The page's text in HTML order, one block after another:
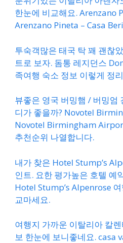
한눈에 비교해요. Arenzano
Arenzano Pineta – Casa
투숙객많은 태국 탁 꽤 괜찮
트로 보자. 돔통 레지던스
족여행 숙소 정보 이렇게 정
뷰좋은 영국 버밍햄 / 버밍엄
디가 좋을까? Novotel
Novotel Birmingham
추천순위 나열합니다.
내가 찾은 Hotel Stump’s
인트. 요한 평가높은 호텔 예
Hotel Stump’s Alpenrose
교마세요.
여행지 가까운 이탈리아 칼
보 한눈에 보니좋네요. casa